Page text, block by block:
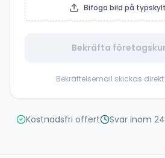
Bifoga bild på
Bekräfta
Bekräftelsemail skickas
Kostnadsfri offert Svar inom